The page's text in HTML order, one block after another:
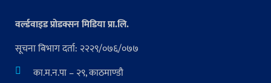
वर्ल्डवाइड प्रोडक्सन मिडिया प्रा.लि.
सूचना बिभाग दर्ता: २२२९/०७६/०७७
का.म.न.पा – २९, काठमाण्डौ